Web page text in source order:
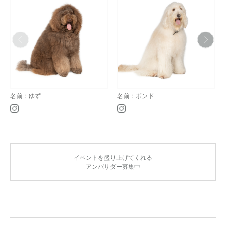
名前：ゆず 名前：ボンド
イベントを盛り上げてくれる
アンバサダー募集中